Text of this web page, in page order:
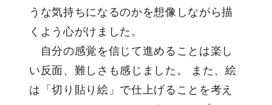
うな気持ちになるのかを想像しながら描
くよう心がけました。
自分の感覚を信じて進めることは楽し
い反面、難しさも感じました。 また、絵
は「切り貼り絵」で仕上げることを考え